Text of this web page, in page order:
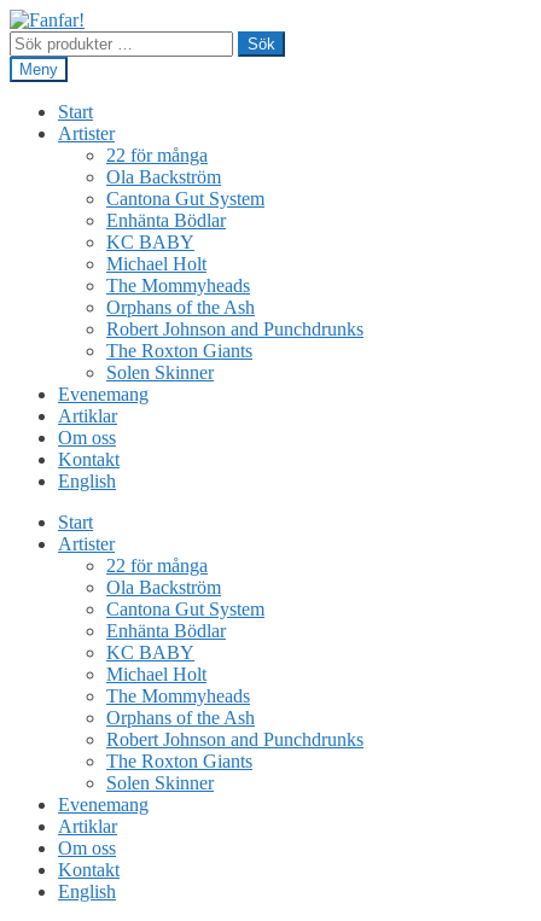
Hoppa
till
navigering
Hoppa
till
innehåll
Sök
efter:
Sök
Meny
Start
Artister
22 för många
Ola Backström
Cantona Gut System
Enhänta Bödlar
KC BABY
Michael Holt
The Mommyheads
Orphans of the Ash
Robert Johnson and Punchdrunks
The Roxton Giants
Solen Skinner
Evenemang
Artiklar
Om oss
Kontakt
English
Start
Artister
22 för många
Ola Backström
Cantona Gut System
Enhänta Bödlar
KC BABY
Michael Holt
The Mommyheads
Orphans of the Ash
Robert Johnson and Punchdrunks
The Roxton Giants
Solen Skinner
Evenemang
Artiklar
Om oss
Kontakt
English